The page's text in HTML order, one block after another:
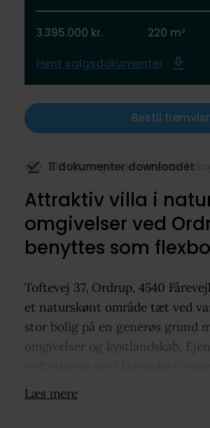
3.395.000 kr. 220 m²
Hent salgsdokumenter
Bestil
11 dokumenter downloadet
Attraktiv villa i
omgivelser ved
benyttes som
Toftevej 37, Ordrup, 4540
et naturskønt område tæt ved
stor bolig på en generøs grund
omgivelser og kystlandskab.
og rummelig garage, og både
Læs mere